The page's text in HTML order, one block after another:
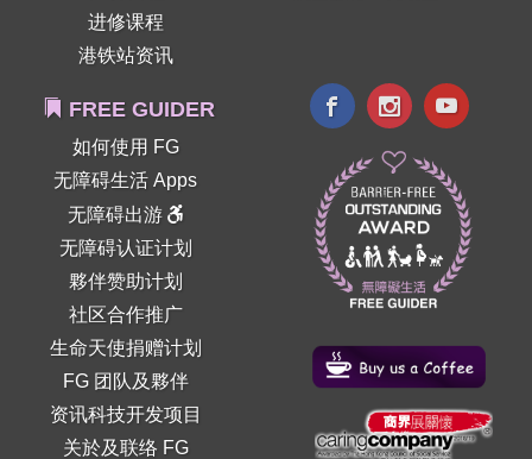
进修课程
港铁站资讯
FREE GUIDER
如何使用 FG
无障碍生活 Apps
无障碍出游
无障碍认证计划
夥伴赞助计划
社区合作推广
生命天使捐赠计划
FG 团队及夥伴
资讯科技开发项目
关於及联络 FG